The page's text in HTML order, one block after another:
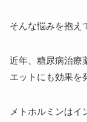
そんな悩みを抱え
近年、糖尿病治療
エットにも効果を
メトホルミンはイ